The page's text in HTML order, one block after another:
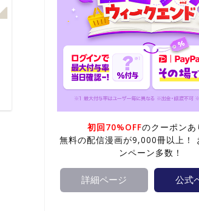
初回70%OFFのクーポンあ
無料の配信漫画が9,000冊以上！
ンペーン多数！
詳細ページ 公式